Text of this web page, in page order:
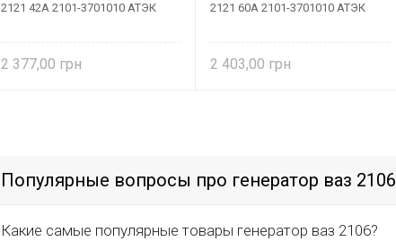
2121 42А 2101-3701010 АТЭК
2 377,00
2121 60А 2101-3701010 АТЭК
2 403,00
Популярные вопросы про генератор ваз 2106
Какие самые популярные товары генератор ваз 2106?